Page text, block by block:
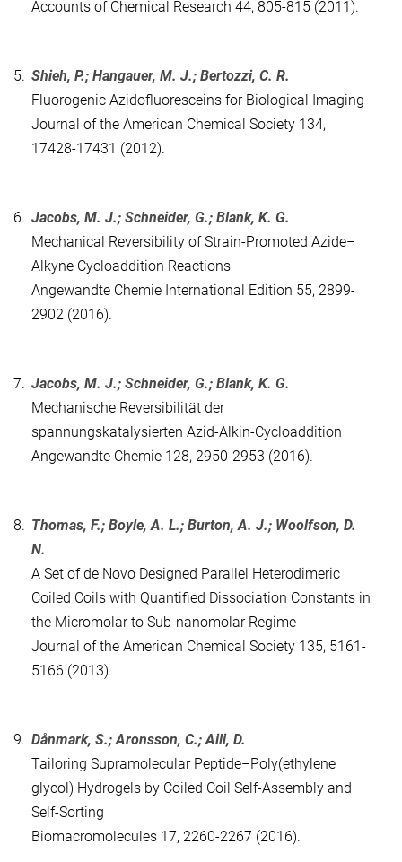
Accounts of Chemical Research 44, 805-815 (2011).
5. Shieh, P.; Hangauer, M. J.; Bertozzi, C. R.
Fluorogenic Azidofluoresceins for Biological Imaging
Journal of the American Chemical Society 134,
17428-17431 (2012).
6. Jacobs, M. J.; Schneider, G.; Blank, K. G.
Mechanical Reversibility of Strain-Promoted Azide–
Alkyne Cycloaddition Reactions
Angewandte Chemie International Edition 55, 2899-
2902 (2016).
7. Jacobs, M. J.; Schneider, G.; Blank, K. G.
Mechanische Reversibilität der
spannungskatalysierten Azid-Alkin-Cycloaddition
Angewandte Chemie 128, 2950-2953 (2016).
8. Thomas, F.; Boyle, A. L.; Burton, A. J.; Woolfson, D.
N.
A Set of de Novo Designed Parallel Heterodimeric
Coiled Coils with Quantified Dissociation Constants in
the Micromolar to Sub-nanomolar Regime
Journal of the American Chemical Society 135, 5161-
5166 (2013).
9. Dånmark, S.; Aronsson, C.; Aili, D.
Tailoring Supramolecular Peptide–Poly(ethylene
glycol) Hydrogels by Coiled Coil Self-Assembly and
Self-Sorting
Biomacromolecules 17, 2260-2267 (2016).